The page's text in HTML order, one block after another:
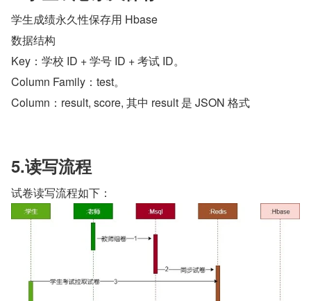
学生成绩永久性保存用 Hbase
数据结构
Key：学校 ID + 学号 ID + 考试 ID。
Column Family：test。
Column：result, score, 其中 result 是 JSON 格式
5.读写流程
试卷读写流程如下：